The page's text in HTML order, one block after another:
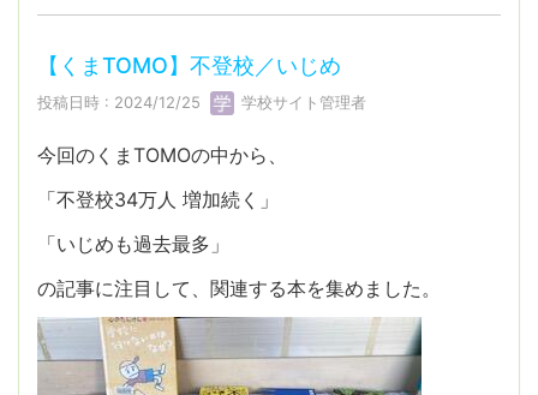
【くまTOMO】不登校／いじめ
投稿日時 : 2024/12/25 学校サイト管理者
今回のくまTOMOの中から、
「不登校34万人 増加続く」
「いじめも過去最多」
の記事に注目して、関連する本を集めました。